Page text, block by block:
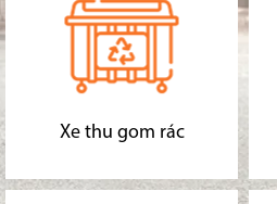
Xe thu gom rác